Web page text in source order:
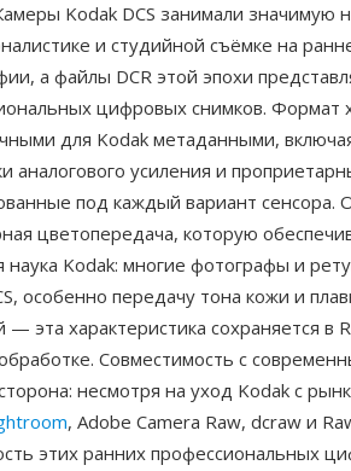
Kodak DCS занимали значимую
и студийной съёмке на
а файлы DCR этой эпохи
цифровых снимков. Формат
для Kodak метаданными,
аналогового усиления и
под каждый вариант
цветопередача, которую
наука Kodak: многие фотографы и
особенно передачу тона кожи и
— эта характеристика сохраняется в
Совместимость с
несмотря на уход Kodak с
, Adobe Camera Raw, dcraw и
этих ранних профессиональных